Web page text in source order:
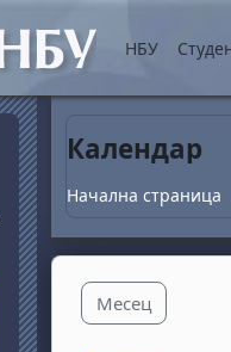
Прескочи на
НБУ
Календар
Начална страница
Месец